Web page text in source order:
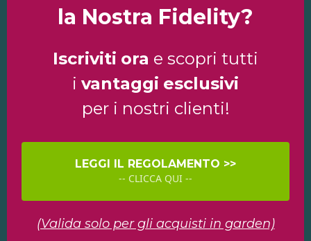
la Nostra Fidelity?
Iscriviti ora e scopri tutti
i vantaggi esclusivi
per i nostri clienti!
LEGGI IL REGOLAMENTO >>
-- CLICCA QUI --
(Valida solo per gli acquisti in garden)